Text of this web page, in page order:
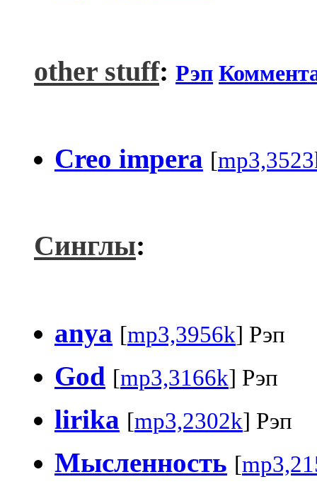
other stuff: Рэп
Creo impera [
Синглы:
anya [mp3,3956k] Рэп
God [mp3,3166k] Рэп
lirika [mp3,2302k] Рэп
Мысленность [